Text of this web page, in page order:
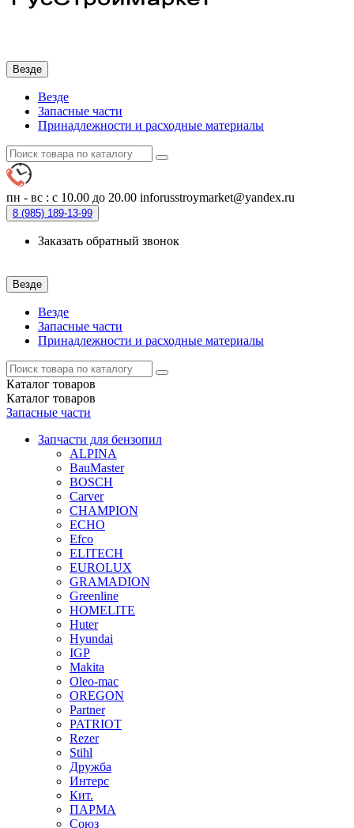
Везде
Везде
Запасные части
Принадлежности и расходные материалы
пн - вс : с 10.00 до 20.00 inforusstroymarket@yandex.ru
8 (985) 189-13-99
Заказать обратный звонок
Везде
Везде
Запасные части
Принадлежности и расходные материалы
Каталог товаров
Каталог товаров
Запасные части
Запчасти для бензопил
ALPINA
BauMaster
BOSCH
Carver
CHAMPION
ECHO
Efco
ELITECH
EUROLUX
GRAMADION
Greenline
HOMELITE
Huter
Hyundai
IGP
Makita
Oleo-mac
OREGON
Partner
PATRIOT
Rezer
Stihl
Дружба
Интерс
Кит.
ПАРМА
Союз